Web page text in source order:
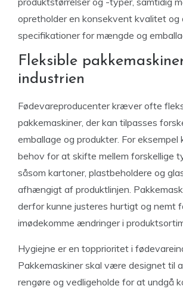
opretholder en konsekvent kvalitet og
specifikationer for mængde og
Fleksible
industrien
Fødevareproducenter kræver ofte
pakkemaskiner, der kan tilpasses
emballage og produkter. For eksempel
behov for at skifte mellem forskellige
såsom kartoner, plastbeholdere og
afhængigt af produktlinjen.
derfor kunne justeres hurtigt og nemt
imødekomme ændringer i
Hygiejne er en topprioritet i
Pakkemaskiner skal være designet til
rengøre og vedligeholde for at undgå